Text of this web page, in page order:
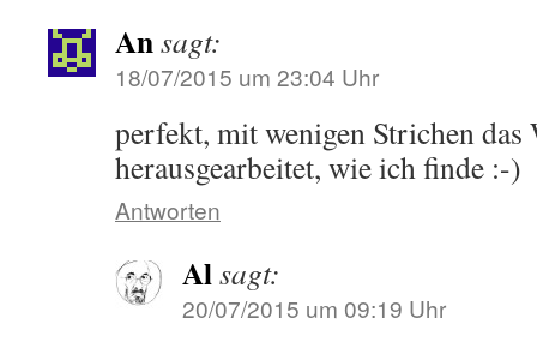
Ansagt:
18/07/2015 um 23:04 Uhr
perfekt, mit wenigen Strichen das
herausgearbeitet, wie ich finde :-)
Antworten
Alsagt:
20/07/2015 um 09:19 Uhr